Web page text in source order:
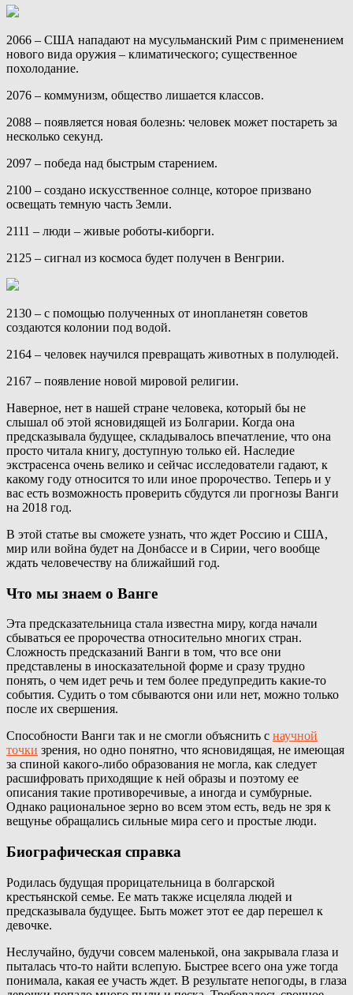
2066 – США нападают на мусульманский Рим с применением
нового вида оружия – климатического; существенное
похолодание.
2076 – коммунизм, общество лишается классов.
2088 – появляется новая болезнь: человек может постареть за
несколько секунд.
2097 – победа над быстрым старением.
2100 – создано искусственное солнце, которое призвано
освещать темную часть Земли.
2111 – люди – живые роботы-киборги.
2125 – сигнал из космоса будет получен в Венгрии.
2130 – с помощью полученных от инопланетян советов
создаются колонии под водой.
2164 – человек научился превращать животных в полулюдей.
2167 – появление новой мировой религии.
Наверное, нет в нашей стране человека, который бы не
слышал об этой ясновидящей из Болгарии. Когда она
предсказывала будущее, складывалось впечатление, что она
просто читала книгу, доступную только ей. Наследие
экстрасенса очень велико и сейчас исследователи гадают, к
какому году относится то или иное пророчество. Теперь и у
вас есть возможность проверить сбудутся ли прогнозы Ванги
на 2018 год.
В этой статье вы сможете узнать, что ждет Россию и США,
мир или война будет на Донбассе и в Сирии, чего вообще
ждать человечеству на ближайший год.
Что мы знаем о Ванге
Эта предсказательница стала известна миру, когда начали
сбываться ее пророчества относительно многих стран.
Сложность предсказаний Ванги в том, что все они
представлены в иносказательной форме и сразу трудно
понять, о чем идет речь и тем более предупредить какие-то
события. Судить о том сбываются они или нет, можно только
после их свершения.
Способности Ванги так и не смогли объяснить с научной
точки зрения, но одно понятно, что ясновидящая, не имеющая
за спиной какого-либо образования не могла, как следует
расшифровать приходящие к ней образы и поэтому ее
описания такие противоречивые, а иногда и сумбурные.
Однако рациональное зерно во всем этом есть, ведь не зря к
вещунье обращались сильные мира сего и простые люди.
Биографическая справка
Родилась будущая прорицательница в болгарской
крестьянской семье. Ее мать также исцеляла людей и
предсказывала будущее. Быть может этот ее дар перешел к
девочке.
Неслучайно, будучи совсем маленькой, она закрывала глаза и
пыталась что-то найти вслепую. Быстрее всего она уже тогда
понимала, какая ее участь ждет. В результате непогоды, в глаза